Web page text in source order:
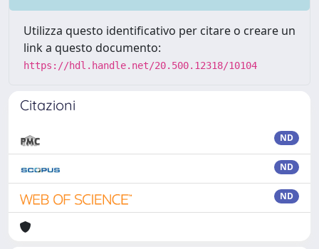
Utilizza questo identificativo per citare o creare un
link a questo documento:
https://hdl.handle.net/20.500.12318/10104
Citazioni
ND
ND
ND